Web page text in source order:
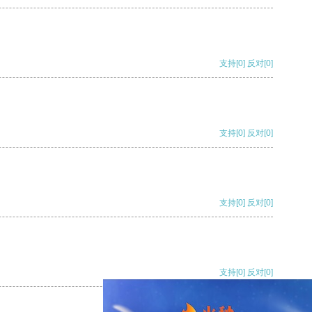
支持[0] 反对[0]
支持[0] 反对[0]
支持[0] 反对[0]
支持[0] 反对[0]